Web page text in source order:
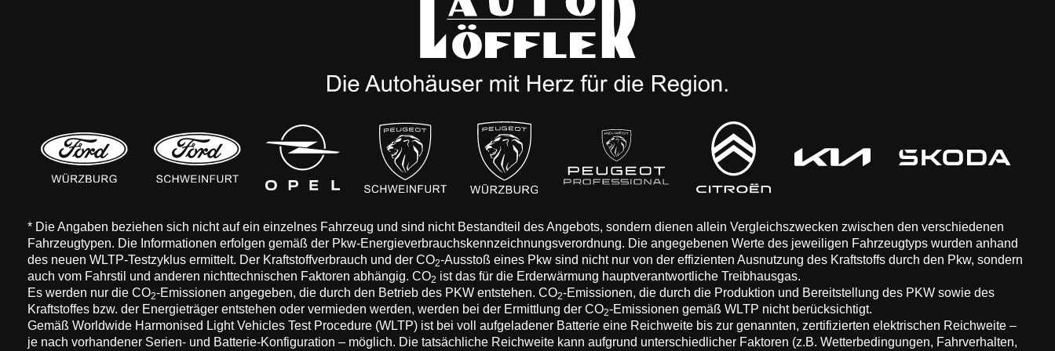
* Die Angaben beziehen sich nicht auf ein einzelnes Fahrzeug und sind nicht Bestandteil des Angebots, sondern dienen allein Vergleichszwecken zwischen den verschiedenen
Fahrzeugtypen. Die Informationen erfolgen gemäß der Pkw-Energieverbrauchskennzeichnungsverordnung. Die angegebenen Werte des jeweiligen Fahrzeugtyps wurden anhand
des neuen WLTP-Testzyklus ermittelt. Der Kraftstoffverbrauch und der CO2-Ausstoß eines Pkw sind nicht nur von der effizienten Ausnutzung des Kraftstoffs durch den Pkw, sondern
auch vom Fahrstil und anderen nichttechnischen Faktoren abhängig. CO2 ist das für die Erderwärmung hauptverantwortliche Treibhausgas.
Es werden nur die CO2-Emissionen angegeben, die durch den Betrieb des PKW entstehen. CO2-Emissionen, die durch die Produktion und Bereitstellung des PKW sowie des
Kraftstoffes bzw. der Energieträger entstehen oder vermieden werden, werden bei der Ermittlung der CO2-Emissionen gemäß WLTP nicht berücksichtigt.
Gemäß Worldwide Harmonised Light Vehicles Test Procedure (WLTP) ist bei voll aufgeladener Batterie eine Reichweite bis zur genannten, zertifizierten elektrischen Reichweite –
je nach vorhandener Serien- und Batterie-Konfiguration – möglich. Die tatsächliche Reichweite kann aufgrund unterschiedlicher Faktoren (z.B. Wetterbedingungen, Fahrverhalten,